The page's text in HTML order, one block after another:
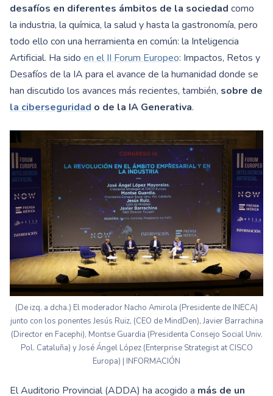
desafíos en diferentes ámbitos de la sociedad como
la industria, la química, la salud y hasta la gastronomía, pero
todo ello con una herramienta en común: la Inteligencia
Artificial. Ha sido en el II Forum Europeo: Impactos, Retos y
Desafíos de la IA para el avance de la humanidad donde se
han discutido los avances más recientes, también, sobre de
la ciberseguridad o de la IA Generativa.
(De izq. a dcha.) El moderador Nacho Amirola (Presidente de INECA)
junto con los ponentes Jesús Ruiz, (CEO de MindDen), Javier Barrachina
(Director en Facephi), Montse Guardia (Presidenta Consejo Social Univ.
Pol. Cataluña) y José Ángel López (Enterprise Strategist at CISCO
Europa) | INFORMACIÓN
El Auditorio Provincial (ADDA) ha acogido a más de un